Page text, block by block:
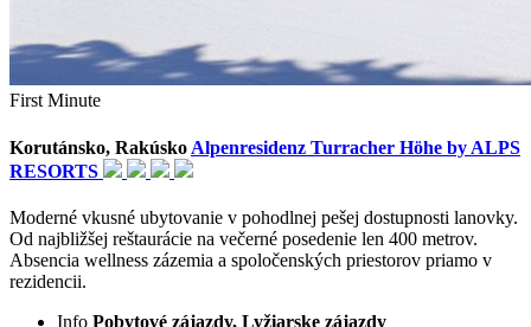
First Minute
Korutánsko, Rakúsko Alpenresidenz Turracher Höhe by ALPS
RESORTS
Moderné vkusné ubytovanie v pohodlnej pešej dostupnosti lanovky.
Od najbližšej reštaurácie na večerné posedenie len 400 metrov.
Absencia wellness zázemia a spoločenských priestorov priamo v
rezidencii.
Info Pobytové zájazdy, Lyžiarske zájazdy